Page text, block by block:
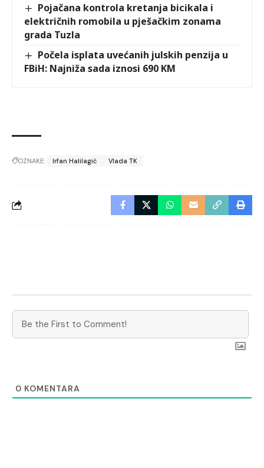
Pojačana kontrola kretanja bicikala i
električnih romobila u pješačkim zonama
grada Tuzla
Počela isplata uvećanih julskih penzija u
FBiH: Najniža sada iznosi 690 KM
OZNAKE: Irfan Halilagić Vlada TK
0 KOMENTARA